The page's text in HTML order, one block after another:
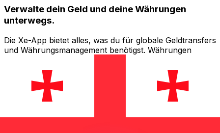
Verwalte dein Geld und deine Währungen
unterwegs.
Die Xe-App bietet alles, was du für globale Geldtransfers
und Währungsmanagement benötigst. Währungen
Geld ins Ausland überweisen, ohne versteckte
Gebühren. Heute herunterladen!